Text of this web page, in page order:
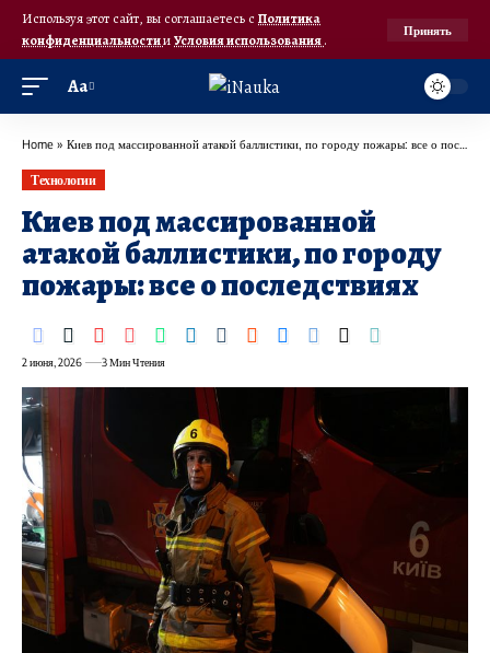
Используя этот сайт, вы соглашаетесь с Политика
конфиденциальностииУсловия использования.
Принять
Аа
Home » Киев под массированной атакой баллистики, по городу пожары: все о последствиях
Технологии
Киев под массированной
атакой баллистики, по городу
пожары: все о последствиях
2 июня, 2026 3 Мин Чтения